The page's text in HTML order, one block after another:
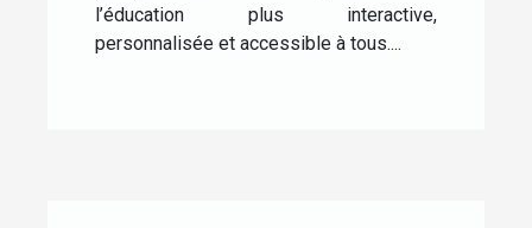
l’éducation plus interactive,
personnalisée et accessible à tous....